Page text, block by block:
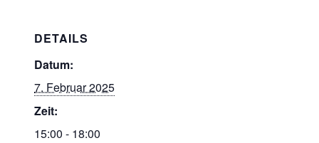
DETAILS
Datum:
7. Februar 2025
Zeit:
15:00 - 18:00